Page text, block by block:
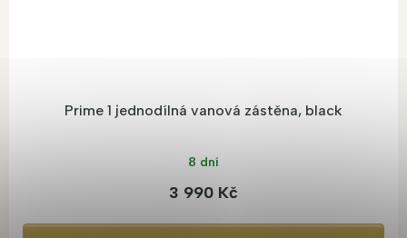
Prime 1 jednodílná vanová zástěna, black
8 dní
3 990 Kč